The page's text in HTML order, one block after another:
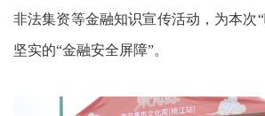
非法集资等金融知识宣传活动，为本次
坚实的“金融安全屏障”。